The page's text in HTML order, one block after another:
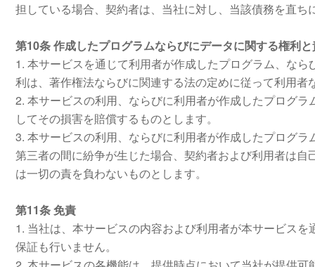
担している場合、契約者は、当社に対し、当該債務を直ち
第10条 作成したプログラムならびにデータに関する権利
1. 本サービスを通じて利用者が作成したプログラム、な
利は、著作権法ならびに関連する法の定めに従って利用
2. 本サービスの利用、ならびに利用者が作成したプログ
してその損害を賠償するものとします。
3. 本サービスの利用、ならびに利用者が作成したプログ
第三者の間に紛争が生じた場合、契約者および利用者は
は一切の責を負わないものとします。
第11条 免責
1. 当社は、本サービスの内容および利用者が本サービス
保証も行いません。